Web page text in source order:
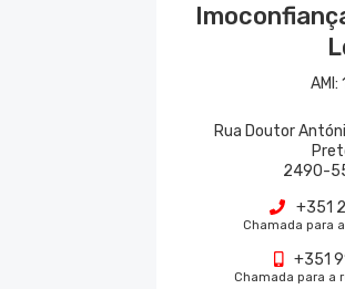
AMI:
Rua Doutor
2490-
+351
Chamada para
+351
Chamada para a